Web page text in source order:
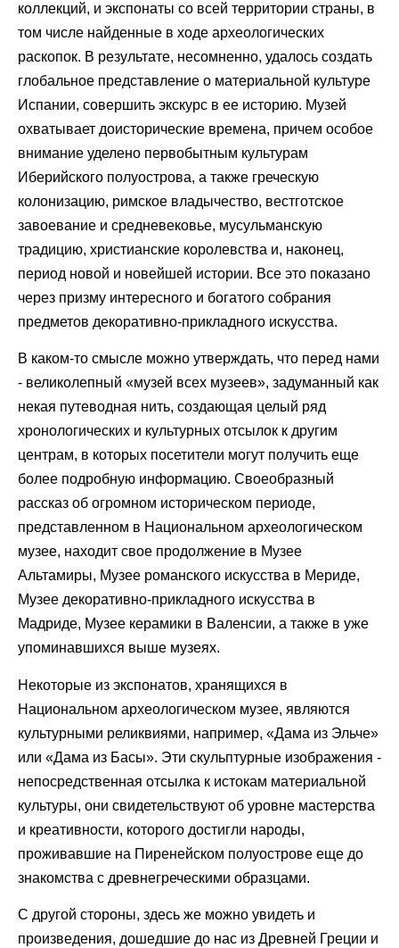
коллекций, и экспонаты со всей территории страны, в
том числе найденные в ходе археологических
раскопок. В результате, несомненно, удалось создать
глобальное представление о материальной культуре
Испании, совершить экскурс в ее историю. Музей
охватывает доисторические времена, причем особое
внимание уделено первобытным культурам
Иберийского полуострова, а также греческую
колонизацию, римское владычество, вестготское
завоевание и средневековье, мусульманскую
традицию, христианские королевства и, наконец,
период новой и новейшей истории. Все это показано
через призму интересного и богатого собрания
предметов декоративно-прикладного искусства.
В каком-то смысле можно утверждать, что перед нами
- великолепный «музей всех музеев», задуманный как
некая путеводная нить, создающая целый ряд
хронологических и культурных отсылок к другим
центрам, в которых посетители могут получить еще
более подробную информацию. Своеобразный
рассказ об огромном историческом периоде,
представленном в Национальном археологическом
музее, находит свое продолжение в Музее
Альтамиры, Музее романского искусства в Мериде,
Музее декоративно-прикладного искусства в
Мадриде, Музее керамики в Валенсии, а также в уже
упоминавшихся выше музеях.
Некоторые из экспонатов, хранящихся в
Национальном археологическом музее, являются
культурными реликвиями, например, «Дама из Эльче»
или «Дама из Басы». Эти скульптурные изображения -
непосредственная отсылка к истокам материальной
культуры, они свидетельствуют об уровне мастерства
и креативности, которого достигли народы,
проживавшие на Пиренейском полуострове еще до
знакомства с древнегреческими образцами.
С другой стороны, здесь же можно увидеть и
произведения, дошедшие до нас из Древней Греции и